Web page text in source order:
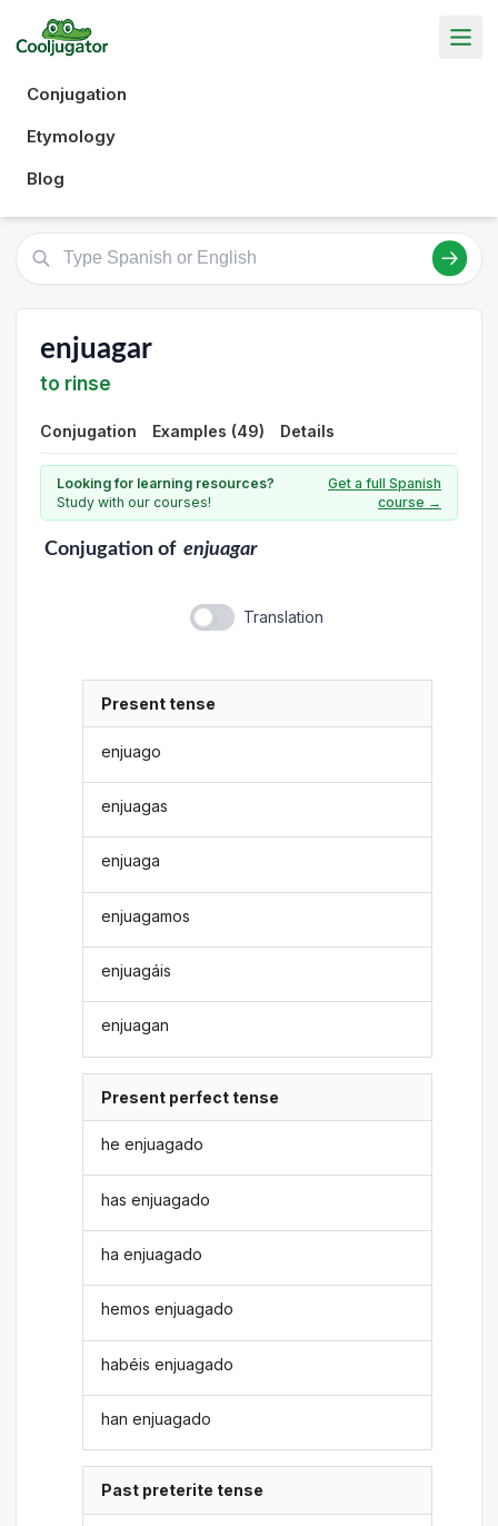
Conjugation
Etymology
Blog
enjuagar
to rinse
Conjugation Examples (49) Details
Looking for learning resources?
Study with our courses!
Get a full Spanish
course →
Conjugationof enjuagar
Translation
Present tense
enjuago
enjuagas
enjuaga
enjuagamos
enjuagáis
enjuagan
Present perfect tense
he enjuagado
has enjuagado
ha enjuagado
hemos enjuagado
habéis enjuagado
han enjuagado
Past preterite tense